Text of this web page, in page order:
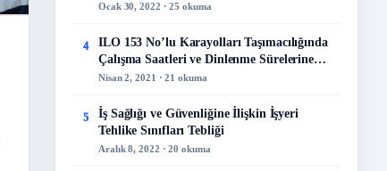
Ocak 30, 2022 · 25 okuma
4
ILO 153 No’lu Karayolları Taşımacılığında
Çalışma Saatleri ve Dinlenme Sürelerine
İlişkin Sözleşme
Nisan 2, 2021 · 21 okuma
5
İş Sağlığı ve Güvenliğine İlişkin İşyeri
Tehlike Sınıfları Tebliği
Aralık 8, 2022 · 20 okuma